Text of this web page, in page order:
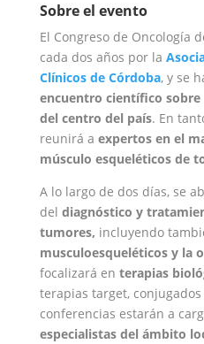
Sobre el evento
El Congreso de Oncología
cada dos años por la
Clínicos de Córdoba, y se
encuentro científico
del centro del país. En
reunirá a expertos en el
músculo esqueléticos de
A lo largo de dos días, se
del diagnóstico y
tumores, incluyendo
musculoesqueléticos y la
focalizará en terapias
terapias target,
conferencias estarán a
especialistas del ámbito